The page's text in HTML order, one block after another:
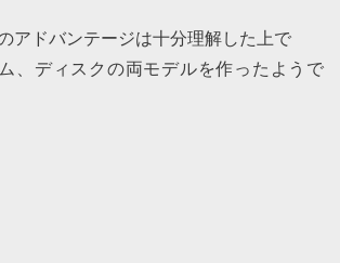
アドバンテージは十分理解した上で
、ディスクの両モデルを作ったようで